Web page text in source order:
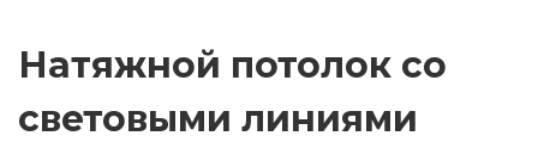
Натяжной потолок со
световыми линиями